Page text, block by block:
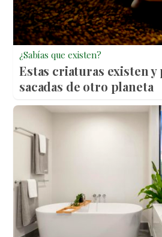
¿Sabías que existen?
Estas criaturas existen y
sacadas de otro planeta